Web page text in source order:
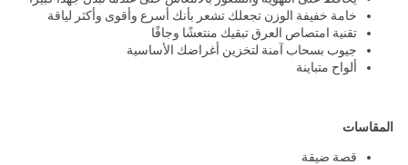
خامة خفيفة الوزن تجعلك تشعر بأنك أسرع وأقوى وأكثر لياقة
تقنية امتصاص العرق تبقيك منتعشًا وجافًا
جيوب بسحاب آمنة لتخزين أغراضك الأساسية
ألواح متباينة
المقاسات
قصة ضيقة